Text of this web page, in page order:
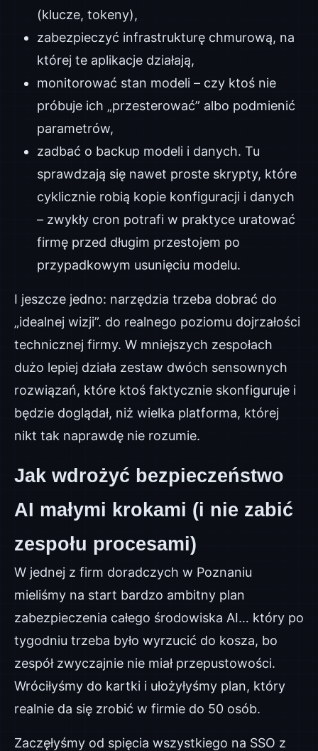
(klucze, tokeny),
zabezpieczyć infrastrukturę chmurową, na
której te aplikacje działają,
monitorować stan modeli – czy ktoś nie
próbuje ich „przesterować” albo podmienić
parametrów,
zadbać o backup modeli i danych. Tu
sprawdzają się nawet proste skrypty, które
cyklicznie robią kopie konfiguracji i danych
– zwykły cron potrafi w praktyce uratować
firmę przed długim przestojem po
przypadkowym usunięciu modelu.
I jeszcze jedno: narzędzia trzeba dobrać do
„idealnej wizji”. do realnego poziomu dojrzałości
technicznej firmy. W mniejszych zespołach
dużo lepiej działa zestaw dwóch sensownych
rozwiązań, które ktoś faktycznie skonfiguruje i
będzie doglądał, niż wielka platforma, której
nikt tak naprawdę nie rozumie.
Jak wdrożyć bezpieczeństwo
AI małymi krokami (i nie zabić
zespołu procesami)
W jednej z firm doradczych w Poznaniu
mieliśmy na start bardzo ambitny plan
zabezpieczenia całego środowiska AI… który po
tygodniu trzeba było wyrzucić do kosza, bo
zespół zwyczajnie nie miał przepustowości.
Wróciłyśmy do kartki i ułożyłyśmy plan, który
realnie da się zrobić w firmie do 50 osób.
Zaczęłyśmy od spięcia wszystkiego na SSO z